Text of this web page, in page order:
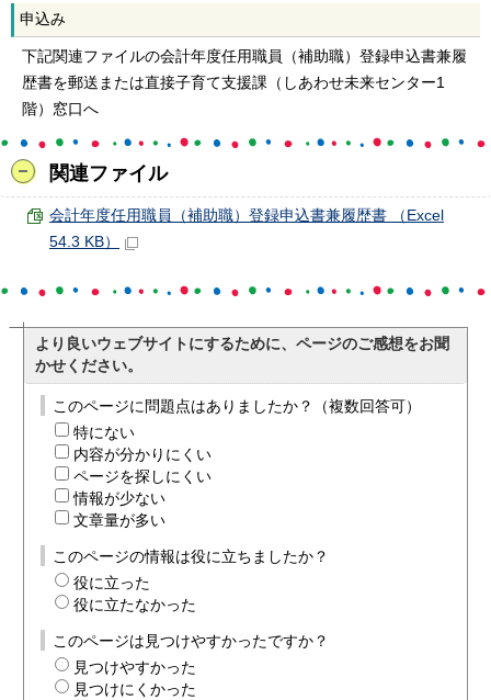
申込み
下記関連ファイルの会計年度任用職員（補助職）登録申込書兼履
歴書を郵送または直接子育て支援課（しあわせ未来センター1
階）窓口へ
関連ファイル
会計年度任用職員（補助職）登録申込書兼履歴書 （Excel
54.3 KB）
より良いウェブサイトにするために、ページのご感想をお聞
かせください。
このページに問題点はありましたか？（複数回答可）
特にない
内容が分かりにくい
ページを探しにくい
情報が少ない
文章量が多い
このページの情報は役に立ちましたか？
役に立った
役に立たなかった
このページは見つけやすかったですか？
見つけやすかった
見つけにくかった